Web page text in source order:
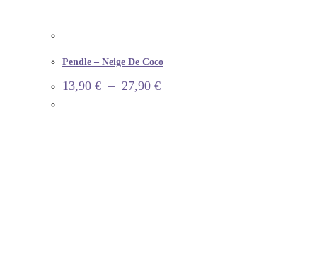
Pendle – Neige De Coco
13,90 € – 27,90 €